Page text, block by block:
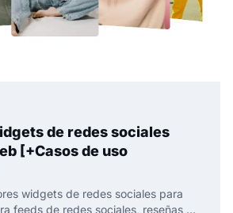
de redes sociales
[+Casos de uso
widgets de redes sociales para
feeds de redes sociales, reseñas y